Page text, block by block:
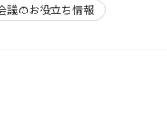
議のお役立ち情報